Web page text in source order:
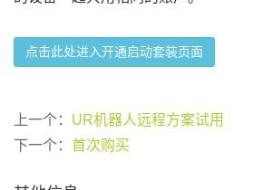
点击此处进入开通启动套装页面
上一个： UR机器人远程方案试用
下一个： 首次购买